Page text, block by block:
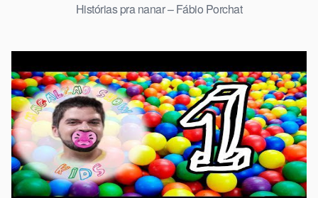
Histórias pra nanar – Fábio Porchat